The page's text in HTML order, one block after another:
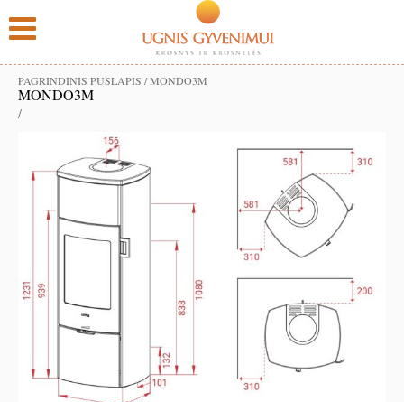
PAGRINDINIS PUSLAPIS /MONDO3M
MONDO3M
/